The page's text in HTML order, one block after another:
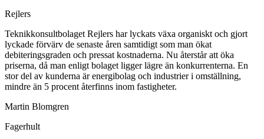
Rejlers
Teknikkonsultbolaget Rejlers har lyckats växa organiskt och gjort
lyckade förvärv de senaste åren samtidigt som man ökat
debiteringsgraden och pressat kostnaderna. Nu återstår att öka
priserna, då man enligt bolaget ligger lägre än konkurrenterna. En
stor del av kunderna är energibolag och industrier i omställning,
mindre än 5 procent återfinns inom fastigheter.
Martin Blomgren
Fagerhult